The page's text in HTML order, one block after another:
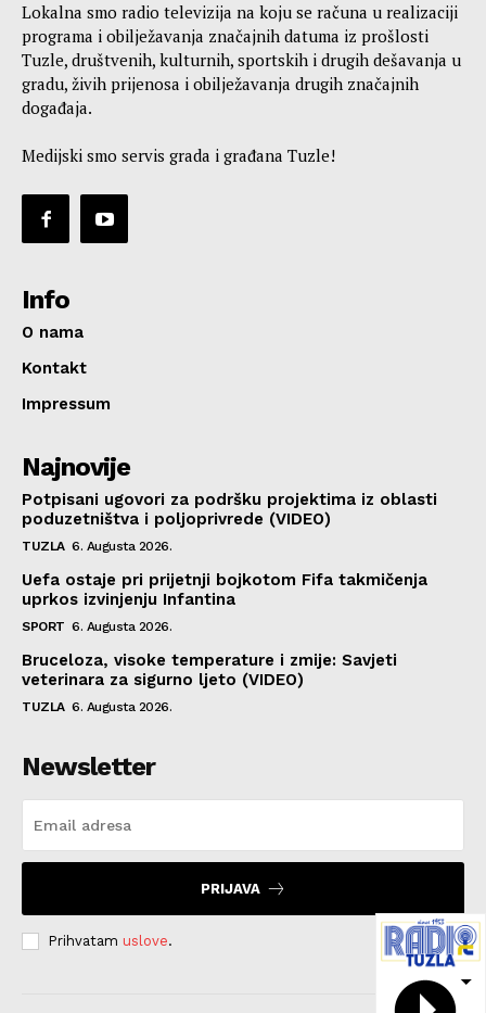
Lokalna smo radio televizija na koju se računa u realizaciji
programa i obilježavanja značajnih datuma iz prošlosti
Tuzle, društvenih, kulturnih, sportskih i drugih dešavanja u
gradu, živih prijenosa i obilježavanja drugih značajnih
događaja.
Medijski smo servis grada i građana Tuzle!
Info
O nama
Kontakt
Impressum
Najnovije
Potpisani ugovori za podršku projektima iz oblasti
poduzetništva i poljoprivrede (VIDEO)
TUZLA 6. Augusta 2026.
Uefa ostaje pri prijetnji bojkotom Fifa takmičenja
uprkos izvinjenju Infantina
SPORT 6. Augusta 2026.
Bruceloza, visoke temperature i zmije: Savjeti
veterinara za sigurno ljeto (VIDEO)
TUZLA 6. Augusta 2026.
Newsletter
PRIJAVA
Prihvatam uslove.